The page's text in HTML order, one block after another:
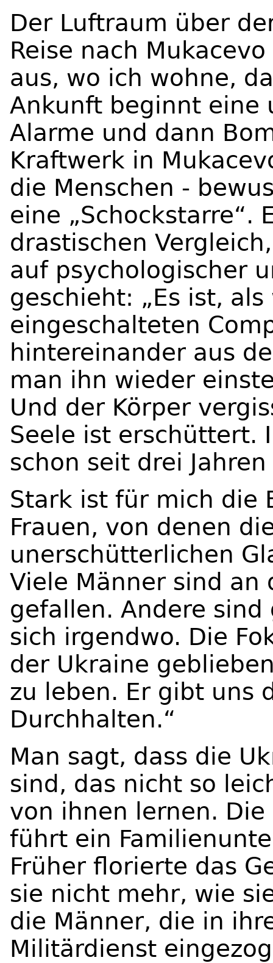
Der Luftraum über
Reise nach
aus, wo ich wohne,
Ankunft beginnt eine
Alarme und dann
Kraftwerk in
die Menschen -
eine „Schockstarre“.
drastischen
auf psychologischer
geschieht: „Es ist,
eingeschalteten
hintereinander aus
man ihn wieder
Und der Körper
Seele ist erschüttert.
schon seit drei Jahren
Stark ist für mich die
Frauen, von denen
unerschütterlichen
Viele Männer sind an
gefallen. Andere
sich irgendwo. Die
der Ukraine
zu leben. Er gibt uns
Durchhalten.“
Man sagt, dass die
sind, das nicht so
von ihnen lernen.
führt ein
Früher florierte das
sie nicht mehr, wie
die Männer, die in
Militärdienst